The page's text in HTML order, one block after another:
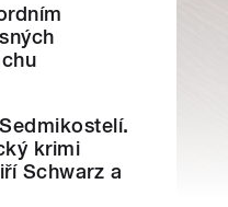
krimi
Schwarz a